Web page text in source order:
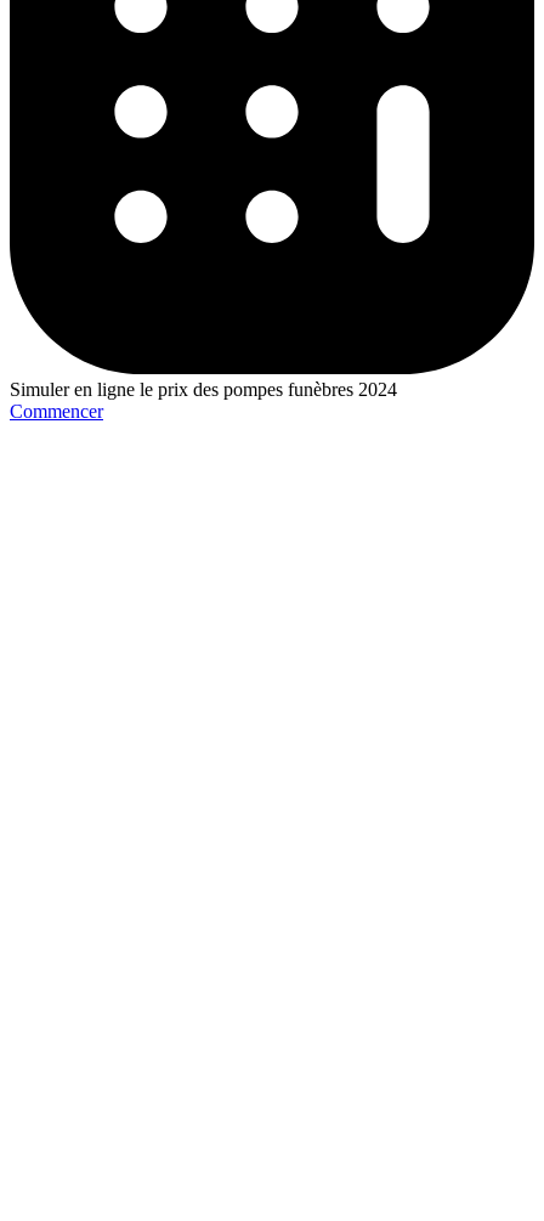
Simuler en ligne le prix des pompes funèbres 2024
Commencer